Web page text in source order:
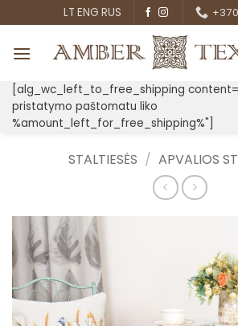
to
content
LT ENG RUS
[alg_wc_left_to_free_shipping
pristatymo paštomatu liko
%amount_left_for_free_shipping%"]
STALTIESĖS / APVALIOS